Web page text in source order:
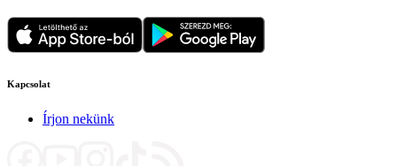
Kapcsolat
Írjon nekünk